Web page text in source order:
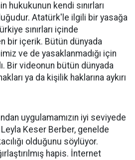
hukukunun kendi sınırları
Atatürk'le ilgili bir yasağa
sınırları içinde
bir içerik. Bütün dünyada
ve de yasaklanmadığı için
Bir videonun bütün dünyada
ya da kişilik haklarına aykırı
uygulamamızın iyi seviyede
Keser Berber, genelde
olduğunu söylüyor.
hapis. İnternet